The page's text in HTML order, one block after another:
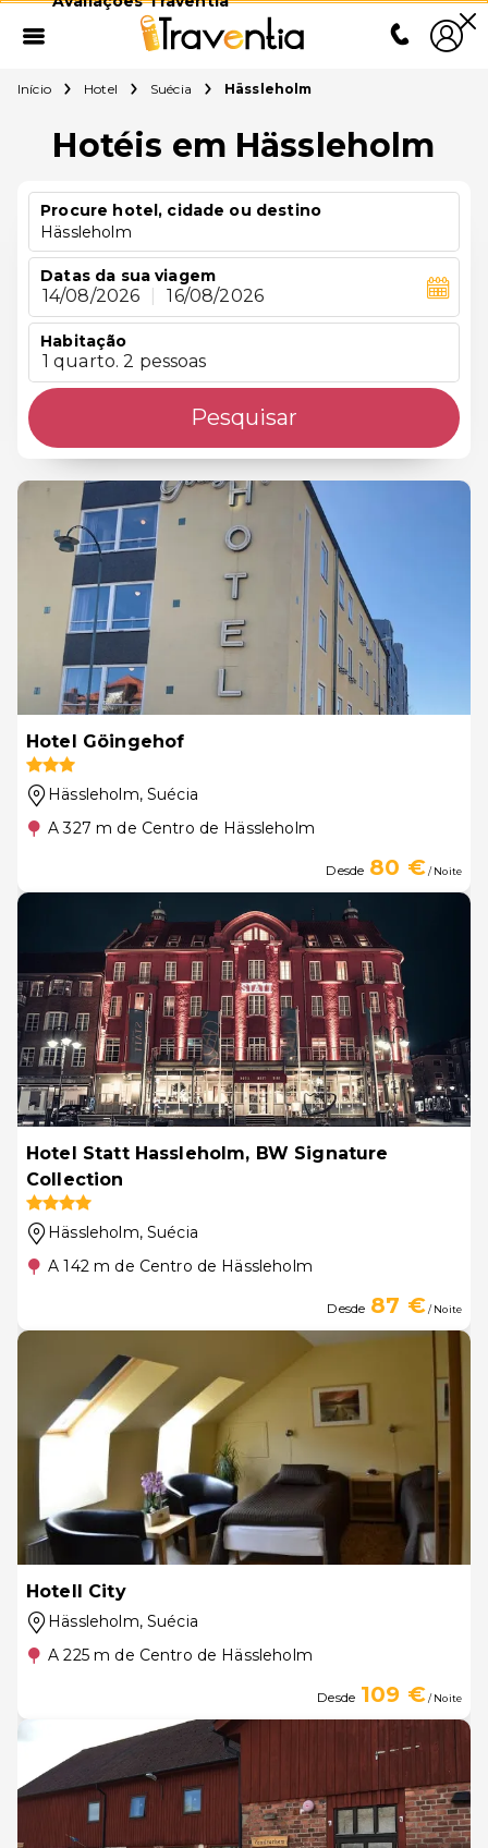
Início Hotel Suécia Hässleholm
Hotéis em Hässleholm
Procure hotel, cidade ou destino
Hässleholm
Datas da sua viagem
14/08/2026 16/08/2026
Habitação
1 quarto. 2 pessoas
Pesquisar
Hotel Göingehof
Hässleholm, Suécia
A 327 m de Centro de Hässleholm
Desde 80 €/ Noite
Hotel Statt Hassleholm, BW Signature
Collection
Hässleholm, Suécia
A 142 m de Centro de Hässleholm
Desde 87 €/ Noite
Hotell City
Hässleholm, Suécia
A 225 m de Centro de Hässleholm
Desde 109 €/ Noite